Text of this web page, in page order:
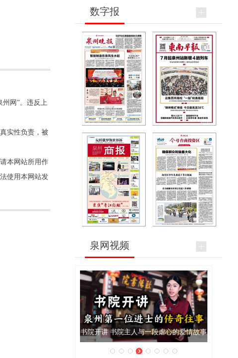
网”。违反上
实性负责，被
本网站所用作
使用本网站发
数字报
泉网视频
书院开讲 书院主人与一段虐心的爱情故事 泉州肉粽亮相央视《新闻